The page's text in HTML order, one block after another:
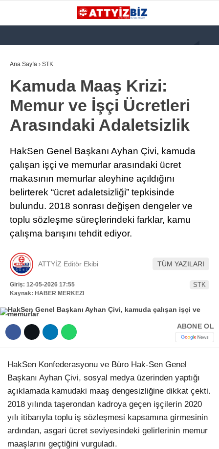
WhatsApp İhbar
Hattı
Youtube
TikTok
Dribbble
Telegram
KATEGORİLER
GÜNDEM
112 ACİL
PARAMEDİK (AABT)
İLANLAR
TERCİH ROBOTU
Ana Sayfa › STK
Kamuda Maaş Krizi:
Memur ve İşçi Ücretleri
Arasındaki Adaletsizlik
HakSen Genel Başkanı Ayhan Çivi, kamuda
çalışan işçi ve memurlar arasındaki ücret
makasının memurlar aleyhine açıldığını
belirterek “ücret adaletsizliği” tepkisinde
bulundu. 2018 sonrası değişen dengeler ve
toplu sözleşme süreçlerindeki farklar, kamu
çalışma barışını tehdit ediyor.
ATTYİZ Editör Ekibi TÜM YAZILARI
Giriş: 12-05-2026 17:55
Kaynak: HABER MERKEZI
STK
ABONE OL
HakSen Konfederasyonu ve Büro Hak-Sen Genel
Başkanı Ayhan Çivi, sosyal medya üzerinden yaptığı
açıklamada kamudaki maaş dengesizliğine dikkat çekti.
2018 yılında taşerondan kadroya geçen işçilerin 2020
yılı itibarıyla toplu iş sözleşmesi kapsamına girmesinin
ardından, asgari ücret seviyesindeki gelirlerinin memur
maaşlarını geçtiğini vurguladı.